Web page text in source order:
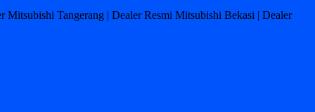
Mitsubishi Tangerang | Dealer Resmi Mitsubishi Bekasi | Dealer